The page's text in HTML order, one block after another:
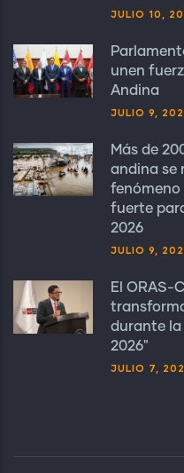
JULIO 10,
unen
Andina
JULIO 9,
Más de
andina se
fenómeno
fuerte
2026
JULIO 9,
El ORAS-
durante la
2026"
JULIO 7,